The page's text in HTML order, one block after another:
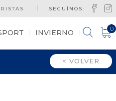
SEGUÍNOS:
INVIERNO 0
< VOLVER